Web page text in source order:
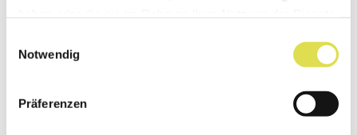
Notwendig
Präferenzen
werden kann, müssen Marketing-Cookies